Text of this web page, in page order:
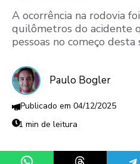
A ocorrência na rodovia
quilômetros do acidente
pessoas no começo desta
Paulo Bogler
04/12/2025
1 min de leitura
Share on WhatsApp
Share on